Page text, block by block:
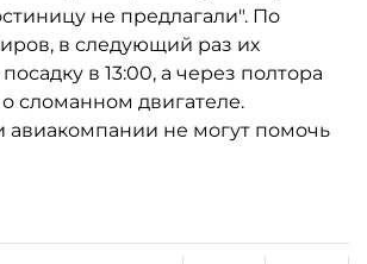
не предлагали". По
в следующий раз их
в 13:00, а через полтора
сломанном двигателе.
авиакомпании не могут помочь